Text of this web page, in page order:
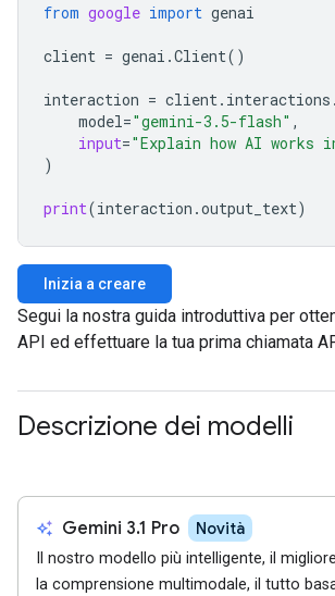
from google import genai
client = genai .Client()
interaction = client. interactions .
model="gemini-3.5-flash" ,
input="Explain how AI works
)
print(interaction .output_text)
Inizia a creare
Segui la nostra guida introduttiva per
API ed effettuare la tua prima chiamata
Descrizione dei modelli
auto_awesome Gemini 3.1 Pro Novità
Il nostro modello più intelligente, il
la comprensione multimodale, il tutto